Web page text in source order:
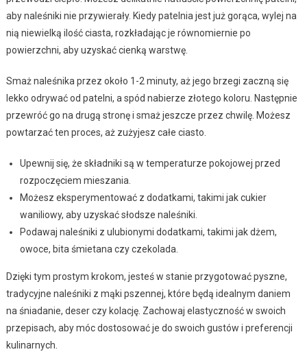
aby naleśniki nie przywierały. Kiedy patelnia jest już gorąca, wylej na
nią niewielką ilość ciasta, rozkładając je równomiernie po
powierzchni, aby uzyskać cienką warstwę.
Smaż naleśnika przez około 1-2 minuty, aż jego brzegi zaczną się
lekko odrywać od patelni, a spód nabierze złotego koloru. Następnie
przewróć go na drugą stronę i smaż jeszcze przez chwilę. Możesz
powtarzać ten proces, aż zużyjesz całe ciasto.
Upewnij się, że składniki są w temperaturze pokojowej przed
rozpoczęciem mieszania.
Możesz eksperymentować z dodatkami, takimi jak cukier
waniliowy, aby uzyskać słodsze naleśniki.
Podawaj naleśniki z ulubionymi dodatkami, takimi jak dżem,
owoce, bita śmietana czy czekolada.
Dzięki tym prostym krokom, jesteś w stanie przygotować pyszne,
tradycyjne naleśniki z mąki pszennej, które będą idealnym daniem
na śniadanie, deser czy kolację. Zachowaj elastyczność w swoich
przepisach, aby móc dostosować je do swoich gustów i preferencji
kulinarnych.